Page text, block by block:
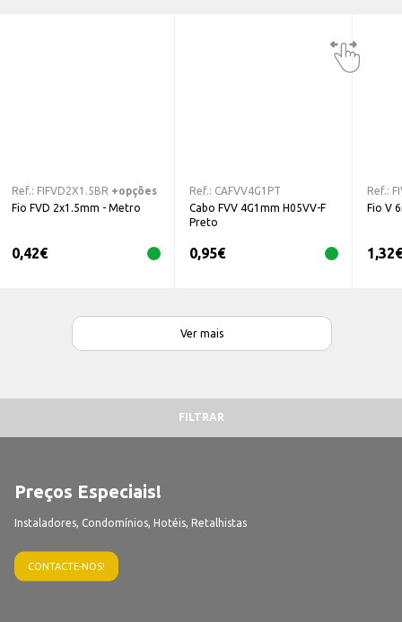
Ref.: FIFVD2X1.5BR +opções
Fio FVD 2x1.5mm - Metro
0,42€
Ref.: CAFVV4G1PT
Cabo FVV 4G1mm H05VV-F
Preto
0,95€
Ref.:
Fio V
1,32€
Ver mais
FILTRAR
Preços Especiais!
Instaladores, Condomínios, Hotéis, Retalhistas
CONTACTE-NOS!